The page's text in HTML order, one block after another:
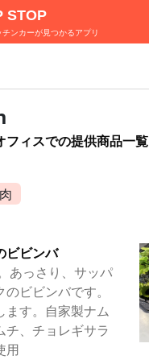
フィスでの提供商品一覧
ビビンバ
あっさり、サッパ
ビビンバです。
ます。自家製ナム
チ、チョレギサラ
用
STOP
チンカーが見つかるアプリ